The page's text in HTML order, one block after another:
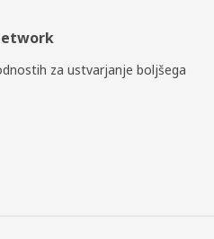
za ustvarjanje boljšega